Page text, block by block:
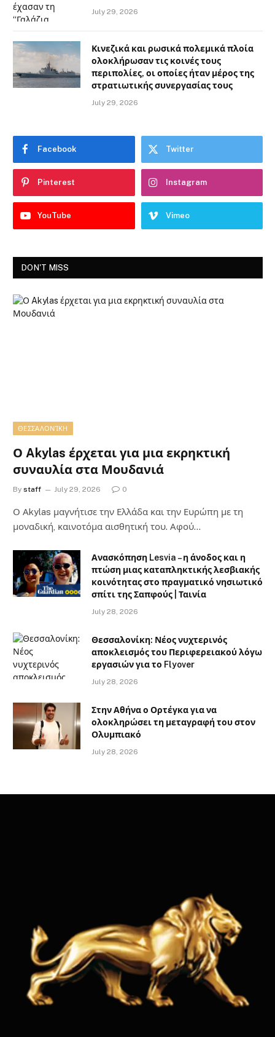
July 29, 2026
Κινεζικά και ρωσικά πολεμικά πλοία
ολοκλήρωσαν τις κοινές τους
περιπολίες, οι οποίες ήταν μέρος της
στρατιωτικής συνεργασίας τους
July 29, 2026
Facebook Twitter
Pinterest Instagram
YouTube Vimeo
DON'T MISS
ΘΕΣΣΑΛΟΝΊΚΗ
Ο Akylas έρχεται για μια εκρηκτική
συναυλία στα Μουδανιά
By staff July 29, 2026 0
Ο Αkylas μαγνήτισε την Ελλάδα και την Ευρώπη με τη
μοναδική, καινοτόμα αισθητική του. Αφού…
Ανασκόπηση Lesvia – η άνοδος και η
πτώση μιας καταπληκτικής λεσβιακής
κοινότητας στο πραγματικό νησιωτικό
σπίτι της Σαπφούς | Ταινία
July 28, 2026
Θεσσαλονίκη: Νέος νυχτερινός
αποκλεισμός του Περιφερειακού λόγω
εργασιών για το Flyover
July 28, 2026
Στην Αθήνα ο Ορτέγκα για να
ολοκληρώσει τη μεταγραφή του στον
Ολυμπιακό
July 28, 2026